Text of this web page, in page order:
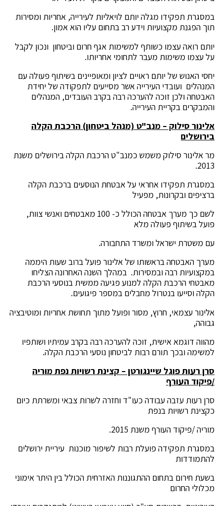
במסגרת תפקידו מגלה יותם לויאליות לעירייה, אחריות ומסירות
תוך הפגנת מקצועיות וידע רב בתחום עליו הוא אמון.
יותם רואה עצמו כשותף למשימות אגף חרום וביטחון ונכון לקבל
על עצמו משימות מעבר לתחומי אחריותו.
יחסי האנוש של יותם ראויים לציון ומאופיינים בשיתוף פעולה עם
המנהלים ועובדי העירייה אשר מסייעים לתפקודה של יחידת
האבטחה ולכן זוכה להערכה רבה בקרב העובדים, המנהלים
והמבקרים בקריית העירייה.
אלינור סילוק – מנב"ט (מנהל ביטחון) הרכבת הקלה
בירושלים
מר אלינור סילוק משמש כמנב"ט הרכבת הקלה בירושלים משנת
2013.
במסגרת תפקידו אחראי על אבטחת הנוסעים ברכבת הקלה
ברציפים ובקרונות, מפעיל
לשם כך מערך אבטחה הכולל כ- 100 מאבטחים ואנשי צוות,
פועל בשיתוף פעולה מלא
עם משטרת ישראל ומשרד התחבורה.
מערך האבטחה בראשותו של אלינור פועל ברוב שעות היממה
במקצועיות רבה ובמסירות. במהלך השנה האחרונה הצליחו
מאבטחי הרכבת הקלה למנוע פגיעה ממשית בנוסעי הרכבת
הקלה וסייעו בנטרול מחבלים במספר פיגועים.
אלינור עצמאי, חרוץ, מסור ופועל מתוך תחושת אחריות ומוטיבציה
גבוהה,
מהווה דוגמא אישית, זוכה להערכה רבה בקרב עמיתיו ושותפיו
למשימה ובכך תורם רבות לביטחון נוסעי הרכבת הקלה.
סרן רעות פוגל שיינגורטן – קצינת רשויות נפת מוריה
/פיקוד העורף
סרן רעות עזבה עבודה כעו"ד וחזרה לשרות צבאי ומשרתת כיום
כקצינת רשויות בנפת
מוריה /פיקוד העורף משנת 2015.
במסגרת תפקידה פועלת רבות לשיפור מוכנות עיריית ירושלים
להתמודדות
בשעת חירום בתחום ההתגוננות האזרחית הכולל בין היתר אימוני
מכלולי החרום